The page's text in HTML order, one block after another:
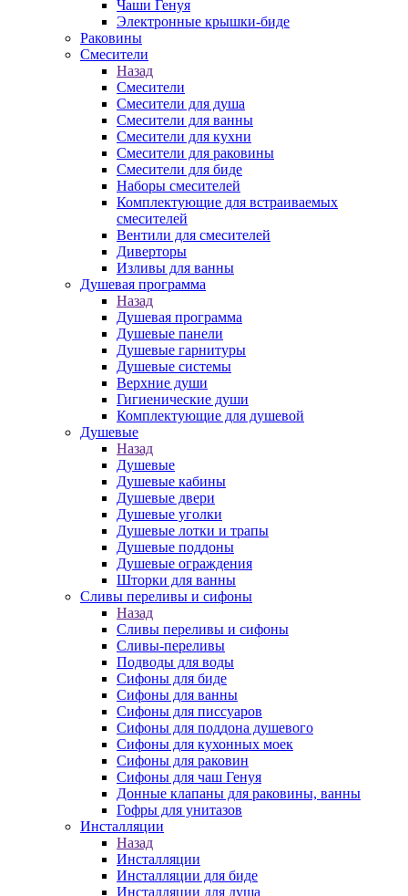
Чаши Генуя
Электронные крышки-биде
Раковины
Смесители
Назад
Смесители
Смесители для душа
Смесители для ванны
Смесители для кухни
Смесители для раковины
Смесители для биде
Наборы смесителей
Комплектующие для встраиваемых
смесителей
Вентили для смесителей
Диверторы
Изливы для ванны
Душевая программа
Назад
Душевая программа
Душевые панели
Душевые гарнитуры
Душевые системы
Верхние души
Гигиенические души
Комплектующие для душевой
Душевые
Назад
Душевые
Душевые кабины
Душевые двери
Душевые уголки
Душевые лотки и трапы
Душевые поддоны
Душевые ограждения
Шторки для ванны
Сливы переливы и сифоны
Назад
Сливы переливы и сифоны
Сливы-переливы
Подводы для воды
Сифоны для биде
Сифоны для ванны
Сифоны для писсуаров
Сифоны для поддона душевого
Сифоны для кухонных моек
Сифоны для раковин
Сифоны для чаш Генуя
Донные клапаны для раковины, ванны
Гофры для унитазов
Инсталляции
Назад
Инсталляции
Инсталляции для биде
Инсталляции для душа